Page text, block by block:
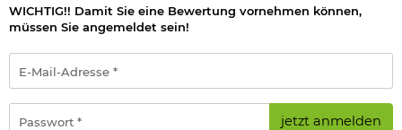
WICHTIG!! Damit Sie eine Bewertung vornehmen können,
müssen Sie angemeldet sein!
Mail-
Adresse
*
jetzt anmelden